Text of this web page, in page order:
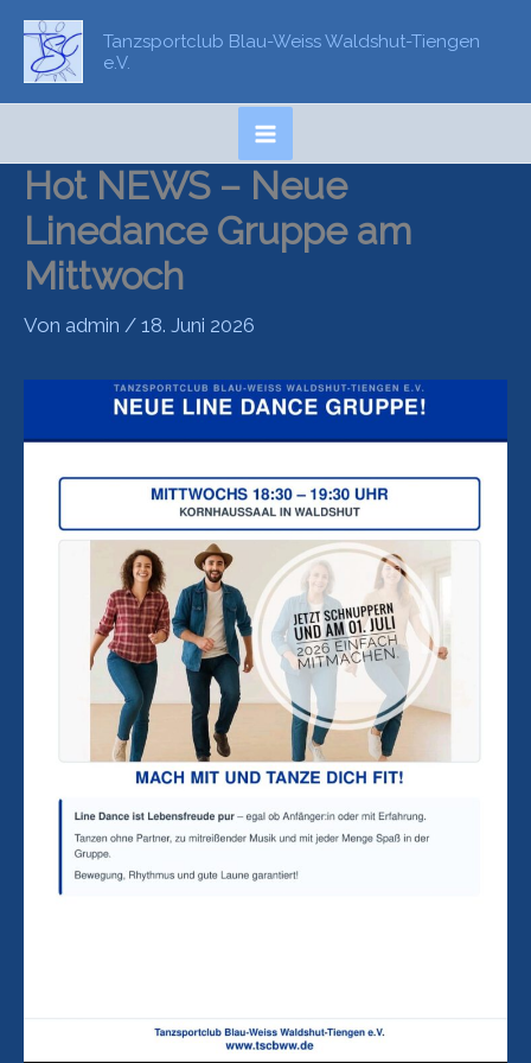
Zum
Inhalt
springen
Tanzsportclub Blau-Weiss Waldshut-Tiengen
e.V.
Hot NEWS – Neue
Linedance Gruppe am
Mittwoch
Von admin / 18. Juni 2026